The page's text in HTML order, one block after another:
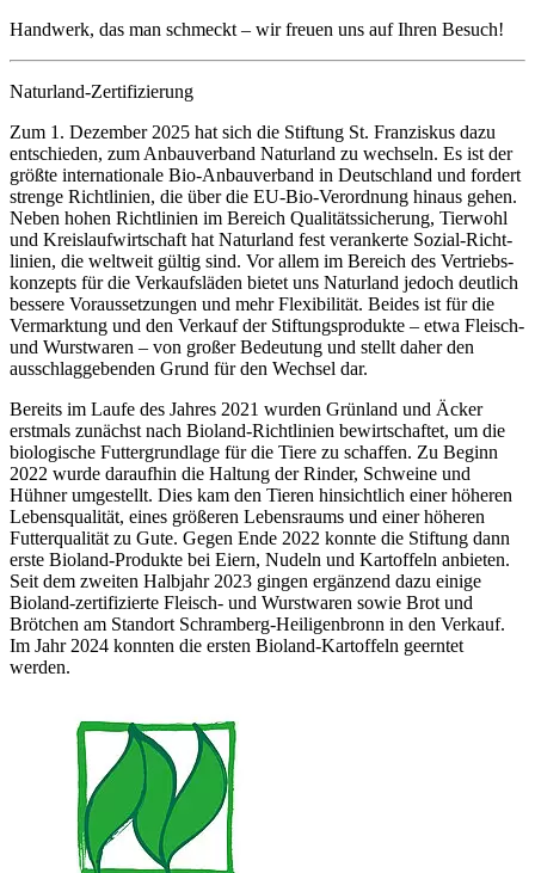
Handwerk, das man schmeckt – wir freuen uns auf Ihren Besuch!
Naturland-Zertifizierung
Zum 1. Dezember 2025 hat sich die Stiftung St. Franziskus dazu
entschieden, zum Anbau­verband Naturland zu wechseln. Es ist der
größte inter­nationale Bio-Anbau­verband in Deutsch­land und fordert
strenge Richt­linien, die über die EU-Bio-Verordnung hinaus gehen.
Neben hohen Richt­linien im Bereich Qualitätss­icherung, Tierwohl
und Kreis­lauf­wirt­schaft hat Natur­land fest verankerte Sozial-Richt­
linien, die welt­weit gültig sind. Vor allem im Bereich des Vertriebs­
konzepts für die Verkaufs­läden bietet uns Naturland jedoch deutlich
bessere Voraus­setzungen und mehr Flexi­bilität. Beides ist für die
Vermarktung und den Verkauf der Stiftungs­produkte – etwa Fleisch-
und Wurst­waren – von großer Bedeutung und stellt daher den
ausschlag­gebenden Grund für den Wechsel dar.
Bereits im Laufe des Jahres 2021 wurden Grün­land und Äcker
erstmals zunächst nach Bioland-Richtlinien bewirt­schaftet, um die
biologische Futter­grundlage für die Tiere zu schaffen. Zu Beginn
2022 wurde daraufhin die Haltung der Rinder, Schweine und
Hühner umgestellt. Dies kam den Tieren hinsichtlich einer höheren
Lebens­qualität, eines größeren Lebens­raums und einer höheren
Futter­qualität zu Gute. Gegen Ende 2022 konnte die Stiftung dann
erste Bioland-Produkte bei Eiern, Nudeln und Kartoffeln anbieten.
Seit dem zweiten Halbjahr 2023 gingen ergänzend dazu einige
Bioland-zertifizierte Fleisch- und Wurst­waren sowie Brot und
Brötchen am Standort Schramberg-Heiligen­bronn in den Verkauf.
Im Jahr 2024 konnten die ersten Bioland-Kartoffeln geerntet
werden.